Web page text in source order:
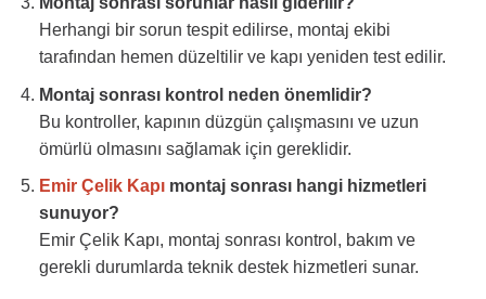
Herhangi bir sorun tespit edilirse, montaj ekibi
tarafından hemen düzeltilir ve kapı yeniden test edilir.
Montaj sonrası kontrol neden önemlidir?
Bu kontroller, kapının düzgün çalışmasını ve uzun
ömürlü olmasını sağlamak için gereklidir.
Emir Çelik Kapımontaj sonrası hangi hizmetleri
sunuyor?
Emir Çelik Kapı, montaj sonrası kontrol, bakım ve
gerekli durumlarda teknik destek hizmetleri sunar.